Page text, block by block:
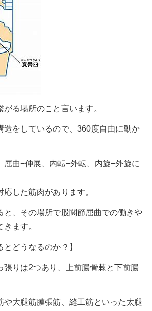
る場所のこと言います。
造をしているので、360度自由に動か
屈曲−伸展、内転−外転、内旋−外旋に
した筋肉があります。
と、その場所で股関節屈曲での働きや
ます。
とどうなるのか？】
張りは2つあり、上前腸骨棘と下前腸
や大腿筋膜張筋、縫工筋といった太腿